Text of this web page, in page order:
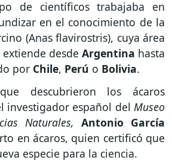
de científicos trabajaba en
en el conocimiento de la
(Anas flavirostris), cuya área
desde Argentina hasta
por Chile, Perú o Bolivia.
descubrieron los ácaros
investigador español del Museo
Naturales, Antonio García
en ácaros, quien certificó que
especie para la ciencia.